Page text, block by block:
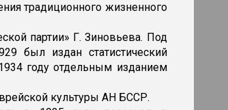
традиционного жизненного
партии» Г. Зиновьева. Под
был издан статистический
году отдельным изданием
культуры АН БССР.